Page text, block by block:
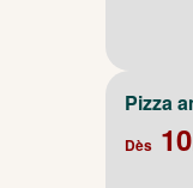
Pizza
Dès